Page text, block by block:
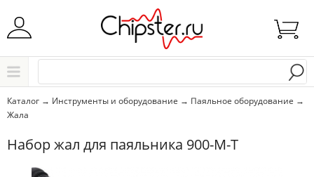
Начните водить название города..
Выбрать
Каталог → Инструменты и оборудование → Паяльное оборудование →
Жала
Набор жал для паяльника 900-M-T